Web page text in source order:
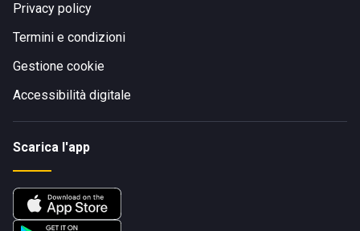
Privacy policy
Termini e condizioni
Gestione cookie
Accessibilità digitale
Scarica l'app